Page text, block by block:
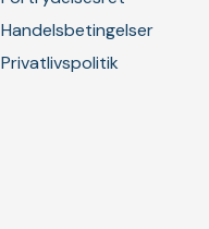
Handelsbetingelser
Privatlivspolitik